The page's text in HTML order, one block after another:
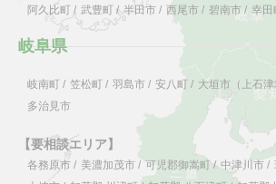
阿久比町 / 武豊町 / 半田市 / 西尾市 / 碧南市 / 幸田
岐阜県
岐南町 / 笠松町 / 羽島市 / 安八町 / 大垣市（上石津
多治見市
【要相談エリア】
各務原市 / 美濃加茂市 / 可児郡御嵩町/ 中津川市 /